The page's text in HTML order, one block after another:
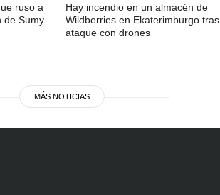
ruso a
de Sumy
Hay incendio en un almacén de
Wildberries en Ekaterimburgo tras
ataque con drones
MÁS NOTICIAS